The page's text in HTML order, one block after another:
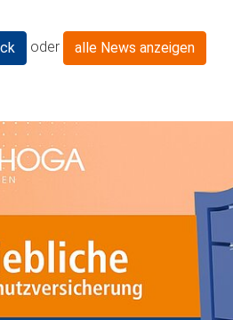
oder alle News anzeigen